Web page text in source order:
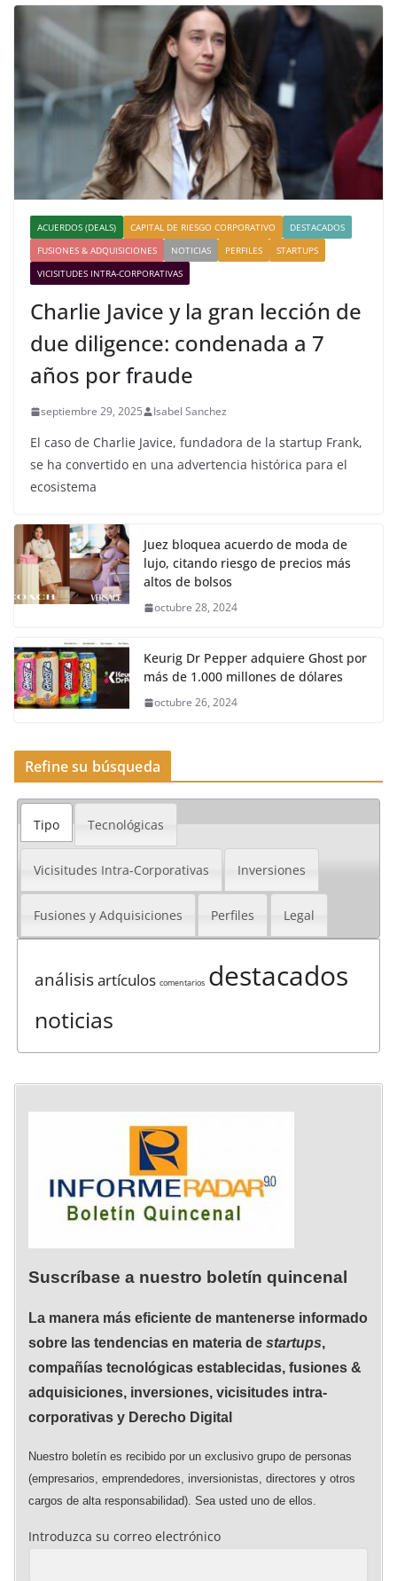
ACUERDOS (DEALS) CAPITAL DE RIESGO CORPORATIVO
DESTACADOS
FUSIONES & ADQUISICIONES
NOTICIAS PERFILES
STARTUPS
VICISITUDES INTRA-CORPORATIVAS
Charlie Javice y la gran lección de
due diligence: condenada a 7
años por fraude
septiembre 29, 2025 Isabel Sanchez
El caso de Charlie Javice, fundadora de la startup Frank,
se ha convertido en una advertencia histórica para el
ecosistema
Juez bloquea acuerdo de moda de
lujo, citando riesgo de precios más
altos de bolsos
octubre 28, 2024
Keurig Dr Pepper adquiere Ghost por
más de 1.000 millones de dólares
octubre 26, 2024
Refine su búsqueda
Tipo Tecnológicas
Vicisitudes Intra-Corporativas Inversiones
Fusiones y Adquisiciones Perfiles Legal
análisisartículos comentarios destacados
noticias
Suscríbase a nuestro boletín quincenal
La manera más eficiente de mantenerse informado
sobre las tendencias en materia de startups,
compañías tecnológicas establecidas, fusiones &
adquisiciones, inversiones, vicisitudes intra-
corporativas y Derecho Digital
Nuestro boletín es recibido por un exclusivo grupo de personas
(empresarios, emprendedores, inversionistas, directores y otros
cargos de alta responsabilidad). Sea usted uno de ellos.
Introduzca su correo electrónico